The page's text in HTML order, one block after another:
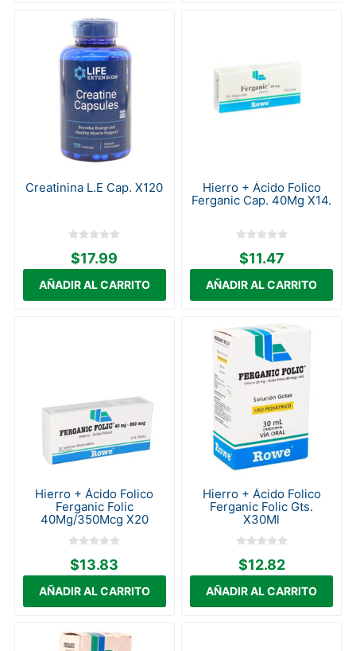
Creatinina L.E Cap. X120
$17.99
Hierro + Ácido Folico
Ferganic Cap. 40Mg X14.
$11.47
Hierro + Ácido Folico
Ferganic Folic
40Mg/350Mcg X20
$13.83
Hierro + Ácido Folico
Ferganic Folic Gts.
X30Ml
$12.82